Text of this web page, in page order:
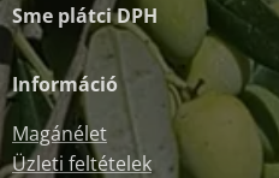
Sme plátci DPH
Információ
Magánélet
Üzleti feltételek